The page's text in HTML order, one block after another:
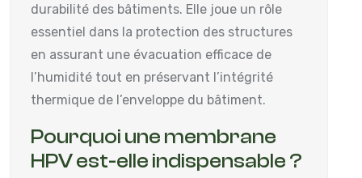
durabilité des bâtiments. Elle joue un rôle
essentiel dans la protection des structures
en assurant une évacuation efficace de
l’humidité tout en préservant l’intégrité
thermique de l’enveloppe du bâtiment.
Pourquoi une membrane
HPV est-elle indispensable ?